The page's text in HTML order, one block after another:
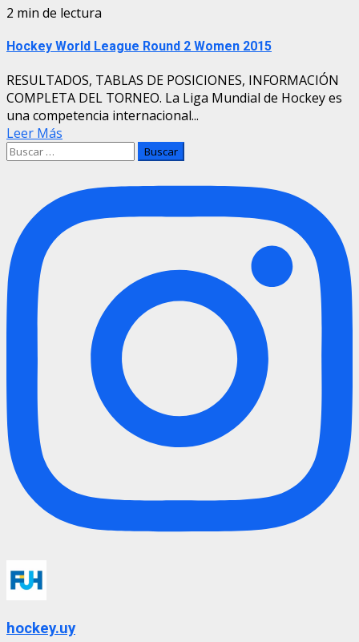
2 min de lectura
Hockey World League Round 2 Women 2015
RESULTADOS, TABLAS DE POSICIONES, INFORMACIÓN
COMPLETA DEL TORNEO. La Liga Mundial de Hockey es
una competencia internacional...
Leer Más
Buscar:
hockey.uy